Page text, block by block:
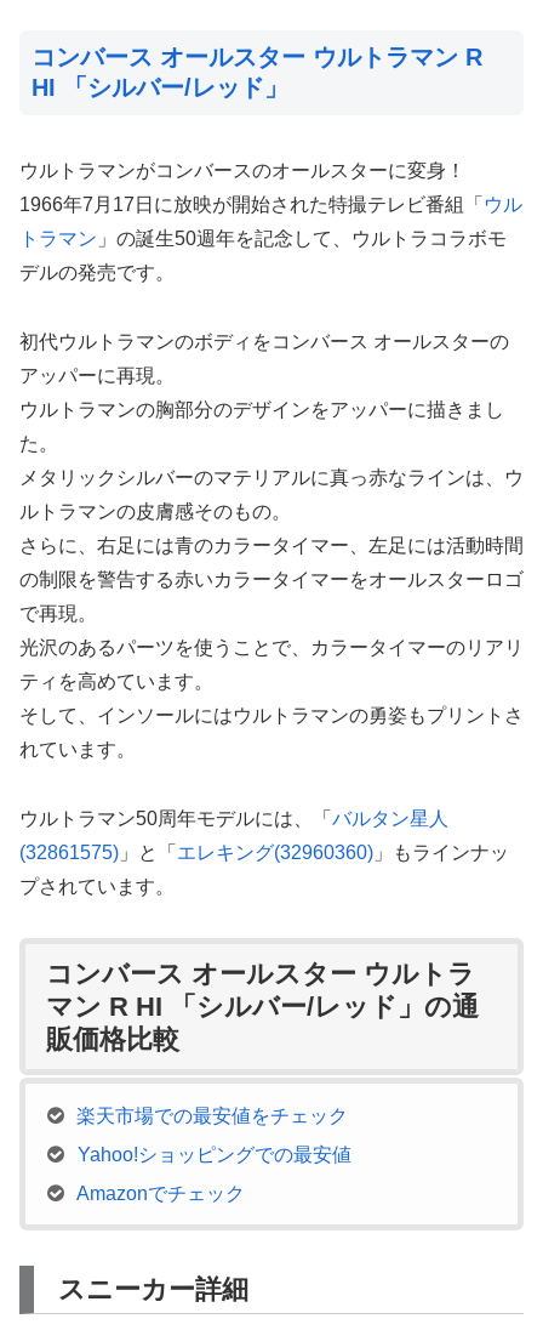
コンバース オールスター ウルトラマン R
HI 「シルバー/レッド」
ウルトラマンがコンバースのオールスターに変身！
1966年7月17日に放映が開始された特撮テレビ番組「 ウル
トラマン 」の誕生50週年を記念して、ウルトラコラボモ
デルの発売です。
初代ウルトラマンのボディをコンバース オールスターの
アッパーに再現。
ウルトラマンの胸部分のデザインをアッパーに描きまし
た。
メタリックシルバーのマテリアルに真っ赤なラインは、ウ
ルトラマンの皮膚感そのもの。
さらに、右足には青のカラータイマー、左足には活動時間
の制限を警告する赤いカラータイマーをオールスターロゴ
で再現。
光沢のあるパーツを使うことで、カラータイマーのリアリ
ティを高めています。
そして、インソールにはウルトラマンの勇姿もプリントさ
れています。
ウルトラマン50周年モデルには、「 バルタン星人
(32861575) 」と「 エレキング(32960360) 」もラインナッ
プされています。
コンバース オールスター ウルトラ
マン R HI 「シルバー/レッド」の通
販価格比較
楽天市場での最安値をチェック
Yahoo!ショッピングでの最安値
Amazonでチェック
スニーカー詳細